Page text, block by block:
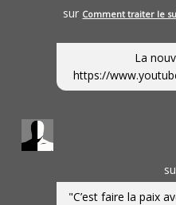
sur Comment traiter le
La
https://
"C’est faire la paix